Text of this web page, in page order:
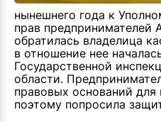
нынешнего года к
прав предпринимателей
обратилась владелица
в отношение нее
Государственной
области.
правовых оснований
поэтому попросила